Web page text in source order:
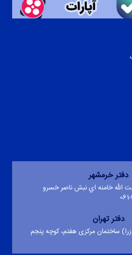
دفتر خرمشهر
الله خامنه اي نبش ناصر خسرو
دفتر تهران
ساختمان مرکزی هفتم، کوچه پنجم